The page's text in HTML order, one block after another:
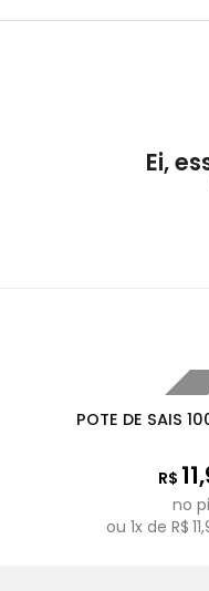
Ei,
Fora
POTE DE SAIS
R$
no
ou 1x de R$